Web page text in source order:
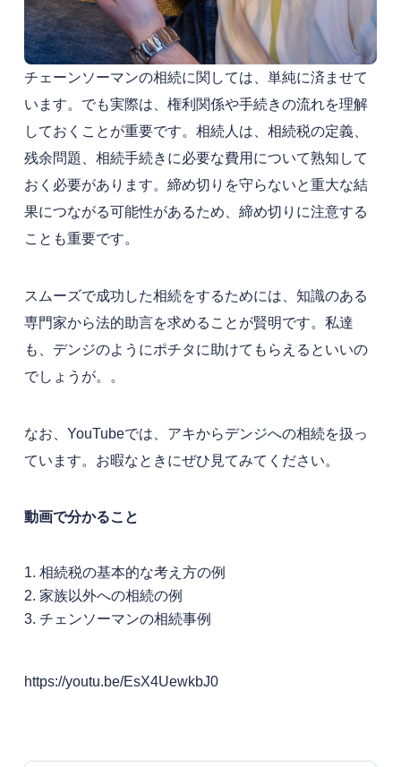
チェーンソーマンの相続に関しては、単純に済ませて
います。でも実際は、権利関係や手続きの流れを理解
しておくことが重要です。相続人は、相続税の定義、
残余問題、相続手続きに必要な費用について熟知して
おく必要があります。締め切りを守らないと重大な結
果につながる可能性があるため、締め切りに注意する
ことも重要です。
スムーズで成功した相続をするためには、知識のある
専門家から法的助言を求めることが賢明です。私達
も、デンジのようにポチタに助けてもらえるといいの
でしょうが。。
なお、YouTubeでは、アキからデンジへの相続を扱っ
ています。お暇なときにぜひ見てみてください。
動画で分かること
相続税の基本的な考え方の例
家族以外への相続の例
チェンソーマンの相続事例
https://youtu.be/EsX4UewkbJ0